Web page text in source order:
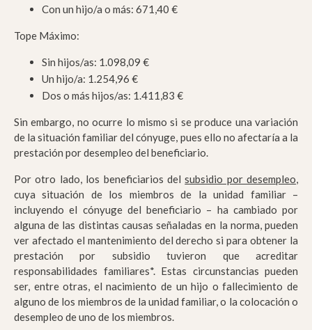
Con un hijo/a o más: 671,40 €
Tope Máximo:
Sin hijos/as: 1.098,09 €
Un hijo/a: 1.254,96 €
Dos o más hijos/as: 1.411,83 €
Sin embargo, no ocurre lo mismo si se produce una variación
de la situación familiar del cónyuge, pues ello no afectaría a la
prestación por desempleo del beneficiario.
Por otro lado, los beneficiarios delsubsidio por desempleo,
cuya situación de los miembros de la unidad familiar –
incluyendo el cónyuge del beneficiario – ha cambiado por
alguna de las distintas causas señaladas en la norma, pueden
ver afectado el mantenimiento del derecho si para obtener la
prestación por subsidio tuvieron que acreditar
responsabilidades familiares*. Estas circunstancias pueden
ser, entre otras, el nacimiento de un hijo o fallecimiento de
alguno de los miembros de la unidad familiar, o la colocación o
desempleo de uno de los miembros.